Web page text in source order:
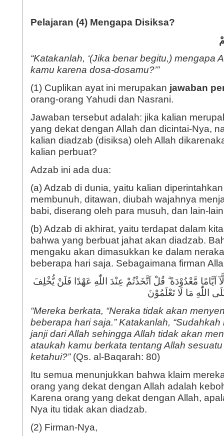
Pelajaran (4) Mengapa Disiksa?
“Katakanlah, ‘(Jika benar begitu,) mengapa
kamu karena dosa-dosamu?’”
(1) Cuplikan ayat ini merupakan jawaban
orang-orang Yahudi dan Nasrani.
Jawaban tersebut adalah: jika kalian
yang dekat dengan Allah dan dicintai-Nya,
kalian diadzab (disiksa) oleh Allah
kalian perbuat?
Adzab ini ada dua:
(a) Adzab di dunia, yaitu kalian
membunuh, ditawan, diubah wajahnya
babi, diserang oleh para musuh, dan lain-
(b) Adzab di akhirat, yaitu terdapat dalam
bahwa yang berbuat jahat akan diadzab.
mengaku akan dimasukkan ke dalam
اَيَّامًا مَّعْدُوْدَةً ۗ قُلْ اَتَّخَذْتُمْ عِنْدَ اللّٰهِ عَهْدًا فَلَنْ يُّخْلِفَ
اللّٰهِ مَا لَا تَعْلَمُوْنَ
“Mereka berkata, “Neraka tidak akan
beberapa hari saja.” Katakanlah,
janji dari Allah sehingga Allah tidak akan
ataukah kamu berkata tentang Allah
ketahui?”(Qs. al-Baqarah: 80)
Itu semua menunjukkan bahwa klaim
orang yang dekat dengan Allah adalah
Karena orang yang dekat dengan Allah,
Nya itu tidak akan diadzab.
(2) Firman-Nya,